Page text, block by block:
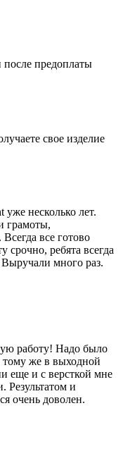
предоплаты
свое изделие
несколько лет.
грамоты,
все готово
срочно, ребята всегда
много раз.
работу! Надо было
тому же в выходной
еще и с версткой мне
Результатом и
очень доволен.